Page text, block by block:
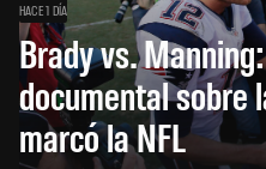
HACE 1 DÍA
Brady vs.
documental sobre
marcó la NFL